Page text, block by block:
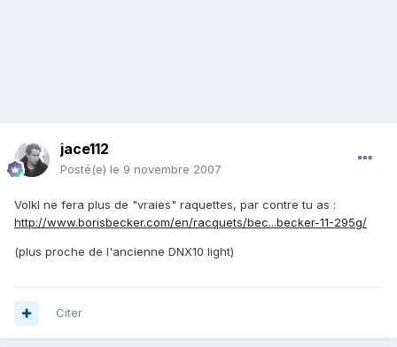
jace112
Posté(e) le 9 novembre 2007
Volkl ne fera plus de "vraies" raquettes, par contre tu as :
http://www.borisbecker.com/en/racquets/bec...becker-11-295g/
(plus proche de l'ancienne DNX10 light)
Citer